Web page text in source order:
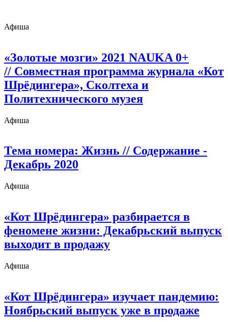
Афиша
«Золотые мозги» 2021 NAUKA 0+
// Совместная программа журнала «Кот
Шрёдингера», Сколтеха и
Политехнического музея
Афиша
Тема номера: Жизнь // Содержание -
Декабрь 2020
Афиша
«Кот Шрёдингера» разбирается в
феномене жизни: Декабрьский выпуск
выходит в продажу
Афиша
«Кот Шрёдингера» изучает пандемию:
Ноябрьский выпуск уже в продаже